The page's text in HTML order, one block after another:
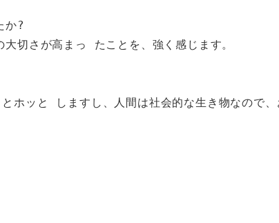
か?
切さが高まっ たことを、強く感じます。
ホッと しますし、人間は社会的な生き物なので